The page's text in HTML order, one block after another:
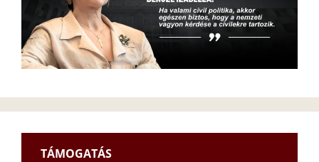
TÁMOGATÁS